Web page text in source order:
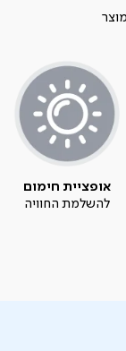
אופציית חימום
להשלמת החוויה